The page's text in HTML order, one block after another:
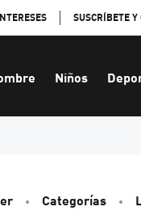
SUSCRÍBETE
Niños
Categorías